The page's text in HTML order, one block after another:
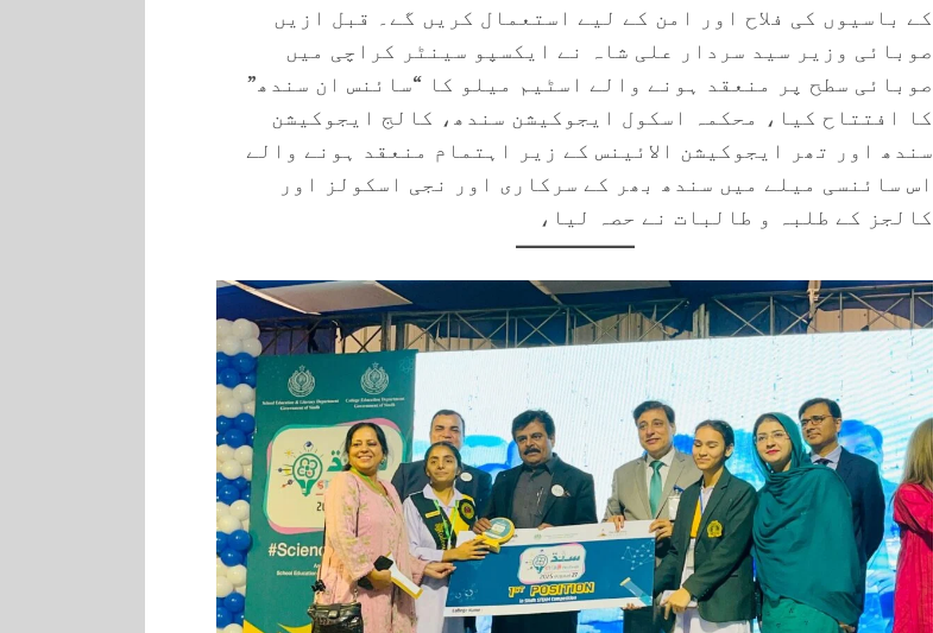
کے باسیوں کی فلاح اور امن کے لیے استعمال کریں گے۔ قبل ازیں
صوبائی وزیر سید سردار علی شاہ نے ایکسپو سینٹر کراچی میں
صوبائی سطح پر منعقد ہونے والے اسٹیم میلو کا “سائنس ان سندھ”
کا افتتاح کیا، محکمہ اسکول ایجوکیشن سندھ، کالج ایجوکیشن
سندھ اور تھر ایجوکیشن الائینس کے زیر اہتمام منعقد ہونے والے
اس سائنسی میلے میں سندھ بھر کے سرکاری اور نجی اسکولز اور
کالجز کے طلبہ و طالبات نے حصہ لیا،